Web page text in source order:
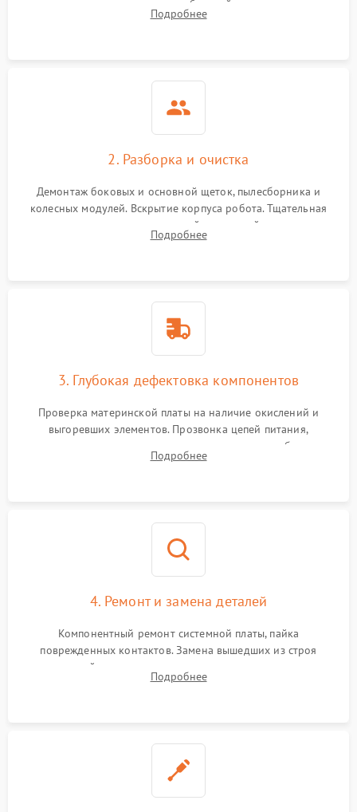
аккумулятора и тестирование базовой станции зарядки.
Оценка работы лидара, бампера и датчиков падения для
Подробнее
2. Разборка и очистка
Демонтаж боковых и основной щеток, пылесборника и
колесных модулей. Вскрытие корпуса робота. Тщательная
очистка внутренних полостей, шестерней и плат от
скопившейся пыли, волос и шерсти животных с
Подробнее
3. Глубокая дефектовка компонентов
Проверка материнской платы на наличие окислений и
выгоревших элементов. Прозвонка цепей питания,
тестирование приводных моторов колес и турбины
всасывания. Оценка состояния оптических и инфракрасных
Подробнее
4. Ремонт и замена деталей
Компонентный ремонт системной платы, пайка
поврежденных контактов. Замена вышедших из строя
двигателей, изношенного аккумулятора, неисправного
лидара или помпы подачи воды. Восстановление шлейфов и
Подробнее